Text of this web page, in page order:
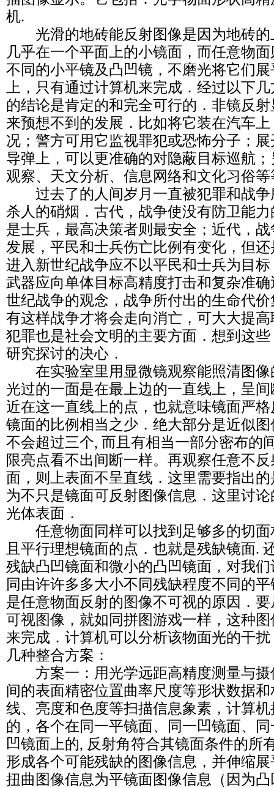
机.
光滑的地砖能反射图像是因为地砖的
几乎在一个平面上的小镜面，而任意物
不同的小平镜及凸凹镜，不磨光将它们
上，只有通过计算机来完成．经过以下
的结论是肯定的和完全可行的．非镜反
来预想不到的发展．比如将它装在汽车
况；警方可用它监视罪犯或恐怖分子；
导弹上，可以更准确的对隐蔽目标巡航
观察、天文分析、信息网络和文化习俗
过去了的人间岁月一直被犯罪和战争
杀人的硝烟．古代，战争使没有防卫能
是士兵，最高决策者则最安全；近代，
发展，平民和士兵伤亡比例有变化，但
进入新世纪战争应不以平民和士兵为目
武器应向单体目标高精度打击和复杂准
世纪战争的观念，战争所付出的生命代
有这样战争才将会走向消亡，可大大提
犯罪也是社会文明的主要方面．想到这
研究探讨的决心．
在实验室里用显微镜观察能照清图像
光过的一面是在最上边的一直线上，呈
近在这一直线上的点，也就意味镜面严
镜面的比例相当之少．绝大部分是近似
不会超过三个, 而且有相当一部分密布的
限亮点看不出间断一样。再观察任意不
面，则上表面不呈直线．这里需要指出
为不只是镜面可反射图像信息．这里讨
光体表面．
任意物面同样可以找到足够多的切面
且平行理想镜面的点．也就是残缺镜面.
残缺凸凹镜面和微小的凸凹镜面，对我
同由许许多多大小不同残缺程度不同的
是任意物面反射的图像不可视的原因．
可视图像，就如同拼图游戏一样，这种
来完成．计算机可以分析该物面光的干
几种整合方案：
方案一：用光学远距高精度测量与摄
间的表面精密位置曲率尺度等形状数据
线、亮度和色度等扫描信息象素，计算
的，各个在同一平镜面、同一凹镜面、
凹镜面上的, 反射角符合其镜面条件的所
形成各个可能残缺的图像信息，并伸缩
扭曲图像信息为平镜面图像信息（因为